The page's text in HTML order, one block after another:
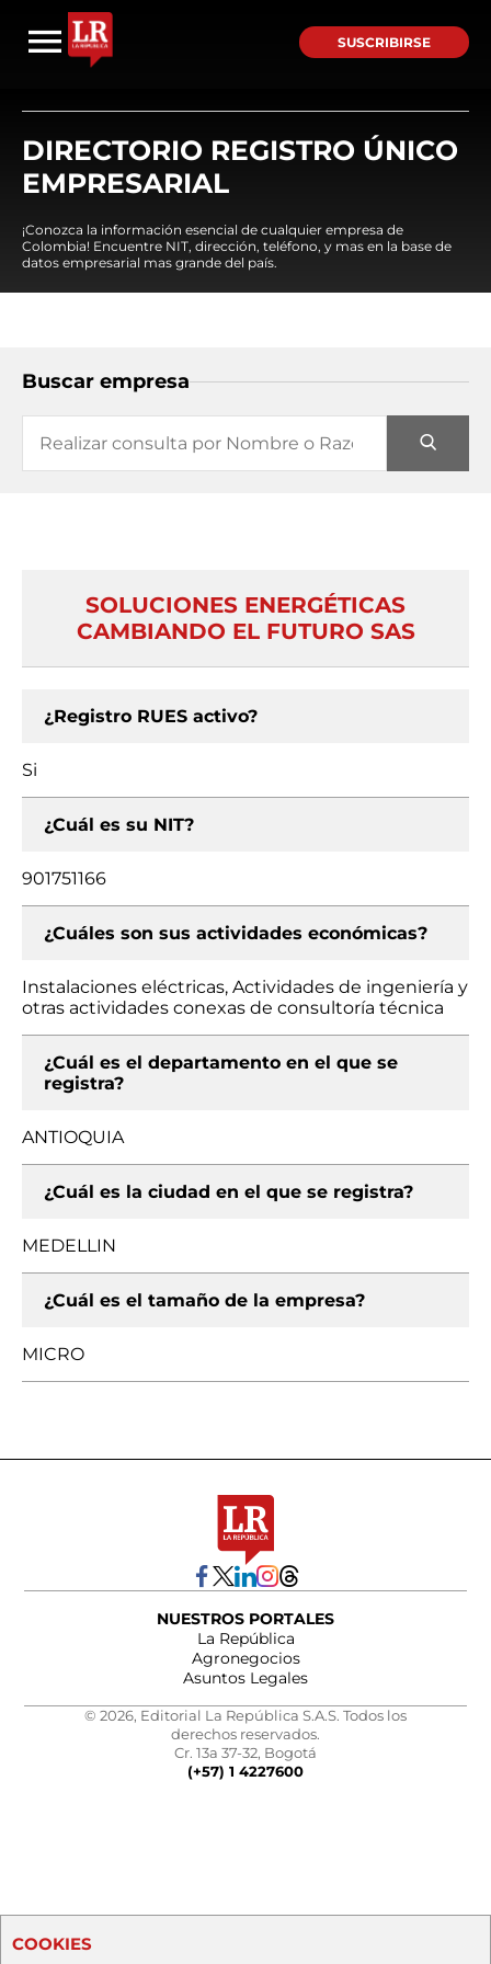
SUSCRIBIRSE
DIRECTORIO REGISTRO ÚNICO
EMPRESARIAL
¡Conozca la información esencial de cualquier empresa de
Colombia! Encuentre NIT, dirección, teléfono, y mas en la base de
datos empresarial mas grande del país.
Buscar empresa
SOLUCIONES ENERGÉTICAS
CAMBIANDO EL FUTURO SAS
¿Registro RUES activo?
Si
¿Cuál es su NIT?
901751166
¿Cuáles son sus actividades económicas?
Instalaciones eléctricas, Actividades de ingeniería y
otras actividades conexas de consultoría técnica
¿Cuál es el departamento en el que se
registra?
ANTIOQUIA
¿Cuál es la ciudad en el que se registra?
MEDELLIN
¿Cuál es el tamaño de la empresa?
MICRO
NUESTROS PORTALES
La República
Agronegocios
Asuntos Legales
© 2026, Editorial La República S.A.S. Todos los
derechos reservados.
Cr. 13a 37-32, Bogotá
(+57) 1 4227600
COOKIES